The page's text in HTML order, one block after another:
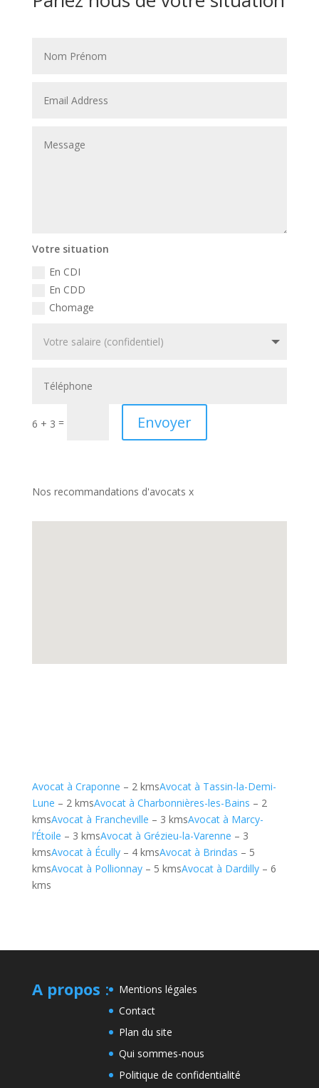
Votre situation
En CDI
En CDD
Chomage
6 + 3 = Envoyer
Nos recommandations d'avocats x
Avocat à Craponne – 2 kmsAvocat à Tassin-la-Demi-
Lune – 2 kmsAvocat à Charbonnières-les-Bains – 2
kmsAvocat à Francheville – 3 kmsAvocat à Marcy-
l’Étoile – 3 kmsAvocat à Grézieu-la-Varenne – 3
kmsAvocat à Écully– 4 kmsAvocat à Brindas – 5
kmsAvocat à Pollionnay– 5 kmsAvocat à Dardilly– 6
kms
A propos :
Mentions légales
Contact
Plan du site
Qui sommes-nous
Politique de confidentialité